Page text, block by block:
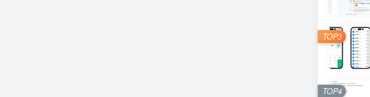
TOP3
TOP4